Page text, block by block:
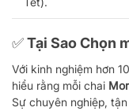
✅ Tại Sao Chọn
Với kinh nghiệm hơn
hiểu rằng mỗi chai
Sự chuyên nghiệp,